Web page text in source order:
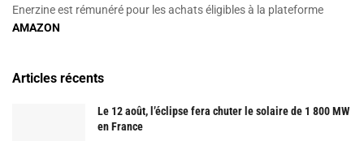
Enerzine est rémunéré pour les achats éligibles à la plateforme
AMAZON
Articles récents
Le 12 août, l’éclipse fera chuter le solaire de 1 800 MW
en France